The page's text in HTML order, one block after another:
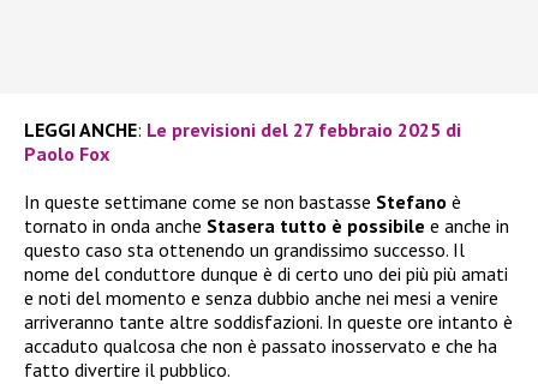
LEGGI ANCHE: Le previsioni del 27 febbraio 2025 di
Paolo Fox
In queste settimane come se non bastasse Stefano è
tornato in onda anche Stasera tutto è possibile e anche in
questo caso sta ottenendo un grandissimo successo. Il
nome del conduttore dunque è di certo uno dei più più amati
e noti del momento e senza dubbio anche nei mesi a venire
arriveranno tante altre soddisfazioni. In queste ore intanto è
accaduto qualcosa che non è passato inosservato e che ha
fatto divertire il pubblico.